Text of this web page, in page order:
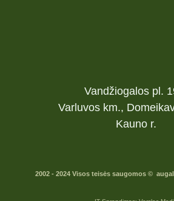
Vandžiogalos pl.
Varluvos km.,
Kauno r.
2002 - 2024 Visos teisės saugomos ©